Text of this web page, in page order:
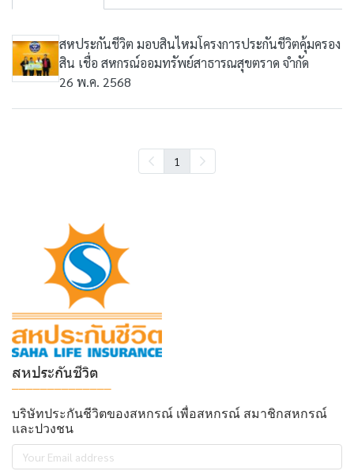
สหประกันชีวิต มอบสินไหมโครงการประกันชีวิตคุ้มครอง
สิน เชื่อ สหกรณ์ออมทรัพย์สาธารณสุขตราด จำกัด
26 พ.ค. 2568
1
สหประกันชีวิต
บริษัทประกันชีวิตของสหกรณ์ เพื่อสหกรณ์ สมาชิกสหกรณ์
และปวงชน